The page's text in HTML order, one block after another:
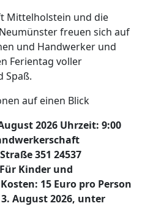
Mittelholstein und die
freuen sich auf
und Handwerker und
Ferientag voller
Spaß.
auf einen Blick
2026 Uhrzeit: 9:00
351 24537
Kinder und
15 Euro pro Person
August 2026, unter